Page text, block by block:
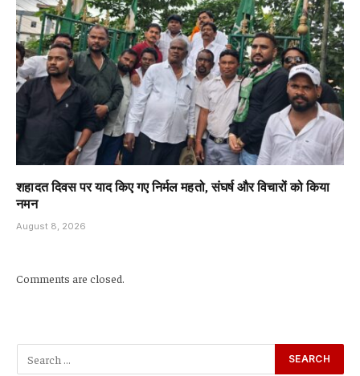
शहादत दिवस पर याद किए गए निर्मल महतो, संघर्ष और विचारों को किया
नमन
August 8, 2026
Comments are closed.